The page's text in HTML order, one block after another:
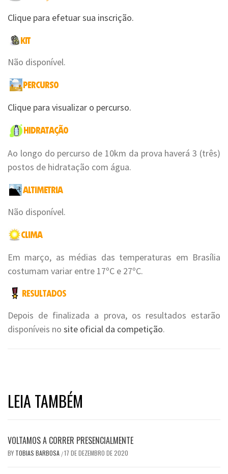
Clique para efetuar sua inscrição.
Não disponível.
Clique para visualizar o percurso.
Ao longo do percurso de 10km da prova haverá 3 (três)
postos de hidratação com água.
Não disponível.
Em março, as médias das temperaturas em Brasília
costumam variar entre 17ºC e 27ºC.
Depois de finalizada a prova, os resultados estarão
disponíveis no site oficial da competição.
LEIA TAMBÉM
VOLTAMOS A CORRER PRESENCIALMENTE
BY TOBIAS BARBOSA /17 DE DEZEMBRO DE 2020